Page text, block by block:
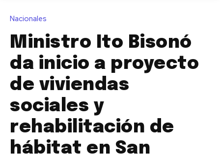
Nacionales
Ministro Ito Bisonó
da inicio a proyecto
de viviendas
sociales y
rehabilitación de
hábitat en San